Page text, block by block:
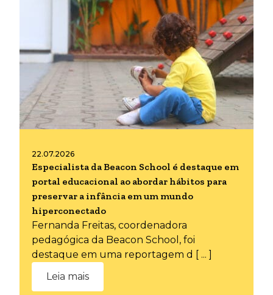
22.07.2026
Especialista da Beacon School é destaque em
portal educacional ao abordar hábitos para
preservar a infância em um mundo
hiperconectado
Fernanda Freitas, coordenadora
pedagógica da Beacon School, foi
destaque em uma reportagem d [ ... ]
Leia mais